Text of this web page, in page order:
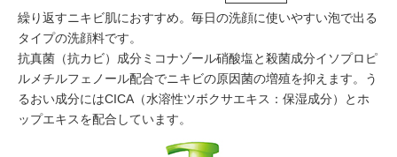
繰り返すニキビ肌におすすめ。毎日の洗顔に使いやすい泡で出る
タイプの洗顔料です。
抗真菌（抗カビ）成分ミコナゾール硝酸塩と殺菌成分イソプロピ
ルメチルフェノール配合でニキビの原因菌の増殖を抑えます。う
るおい成分にはCICA（水溶性ツボクサエキス：保湿成分）とホ
ップエキスを配合しています。